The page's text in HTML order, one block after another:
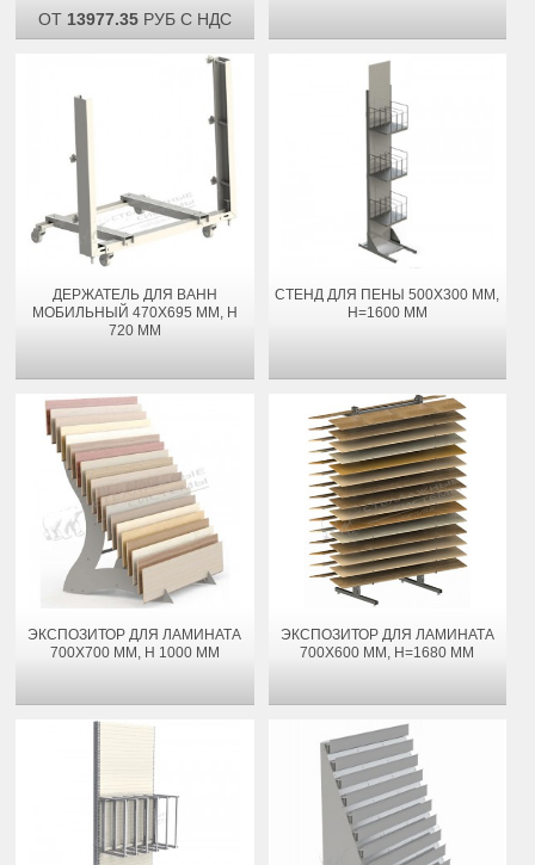
ОТ 13977.35РУБ С НДС
ДЕРЖАТЕЛЬ ДЛЯ ВАНН
МОБИЛЬНЫЙ 470Х695 ММ, H
720 ММ
СТЕНД ДЛЯ ПЕНЫ 500Х300 ММ,
H=1600 ММ
ЭКСПОЗИТОР ДЛЯ ЛАМИНАТА
700Х700 ММ, H 1000 ММ
ЭКСПОЗИТОР ДЛЯ ЛАМИНАТА
700Х600 ММ, H=1680 ММ